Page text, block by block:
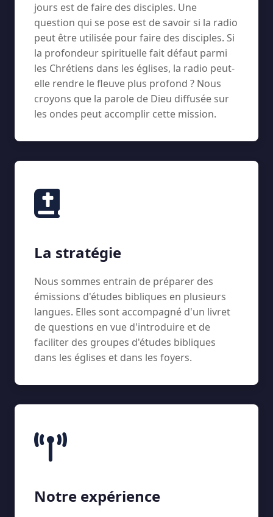
jours est de faire des disciples. Une
question qui se pose est de savoir si la radio
peut être utilisée pour faire des disciples. Si
la profondeur spirituelle fait défaut parmi
les Chrétiens dans les églises, la radio peut-
elle rendre le fleuve plus profond ? Nous
croyons que la parole de Dieu diffusée sur
les ondes peut accomplir cette mission.
La stratégie
Nous sommes entrain de préparer des
émissions d'études bibliques en plusieurs
langues. Elles sont accompagné d'un livret
de questions en vue d'introduire et de
faciliter des groupes d'études bibliques
dans les églises et dans les foyers.
Notre expérience